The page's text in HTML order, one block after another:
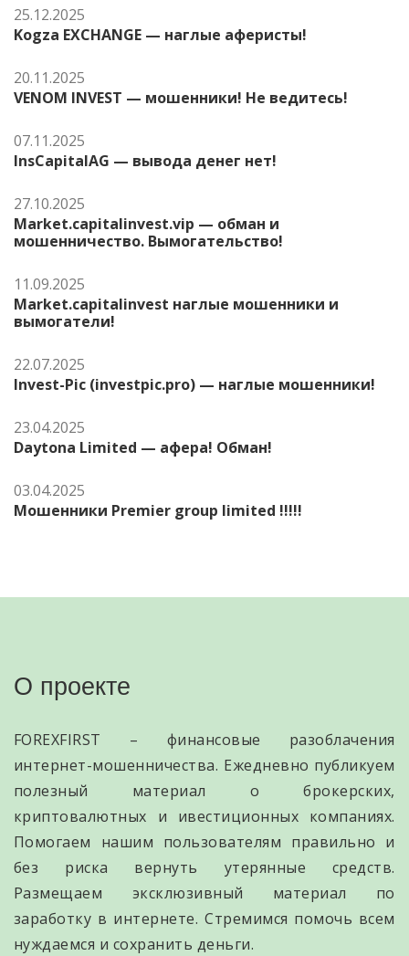
25.12.2025
Kogza EXCHANGE — наглые аферисты!
20.11.2025
VENOM INVEST — мошенники! Не ведитесь!
07.11.2025
InsCapitalAG — вывода денег нет!
27.10.2025
Market.capitalinvest.vip — обман и
мошенничество. Вымогательство!
11.09.2025
Market.capitalinvest наглые мошенники и
вымогатели!
22.07.2025
Invest-Pic (investpic.pro) — наглые мошенники!
23.04.2025
Daytona Limited — афера! Обман!
03.04.2025
Мошенники Premier group limited !!!!!
О проекте
FOREXFIRST – финансовые разоблачения
интернет-мошенничества. Ежедневно публикуем
полезный материал о брокерских,
криптовалютных и ивестиционных компаниях.
Помогаем нашим пользователям правильно и
без риска вернуть утерянные средств.
Размещаем эксклюзивный материал по
заработку в интернете. Стремимся помочь всем
нуждаемся и сохранить деньги.